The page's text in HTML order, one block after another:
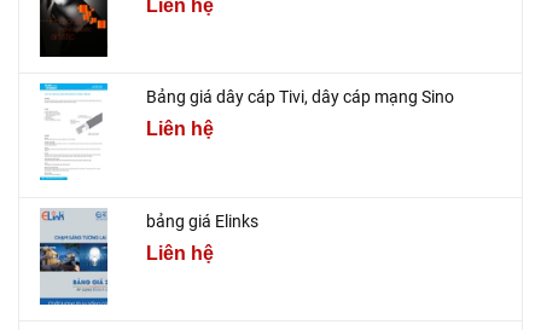
Liên hệ
Bảng giá dây cáp Tivi, dây cáp mạng Sino
Liên hệ
bảng giá Elinks
Liên hệ